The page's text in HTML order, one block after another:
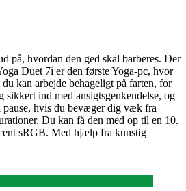
på, hvordan den ged skal barberes. Der
Duet 7i er den første Yoga-pc, hvor
kan arbejde behageligt på farten, for
ind med ansigtsgenkendelse, og
pause, hvis du bevæger dig væk fra
Du kan få den med op til en 10.
sRGB. Med hjælp fra kunstig